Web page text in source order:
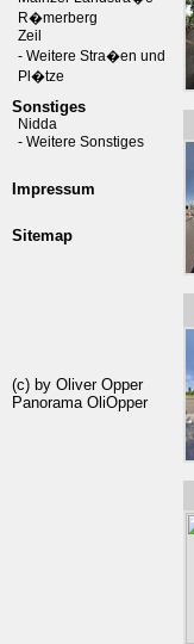
R�merberg
Zeil
- Weitere Stra�en und
Pl�tze
Sonstiges
Nidda
- Weitere Sonstiges
Impressum
Sitemap
(c) by Oliver Opper
Panorama OliOpper